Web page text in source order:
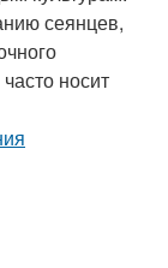
сеянцев,
носит